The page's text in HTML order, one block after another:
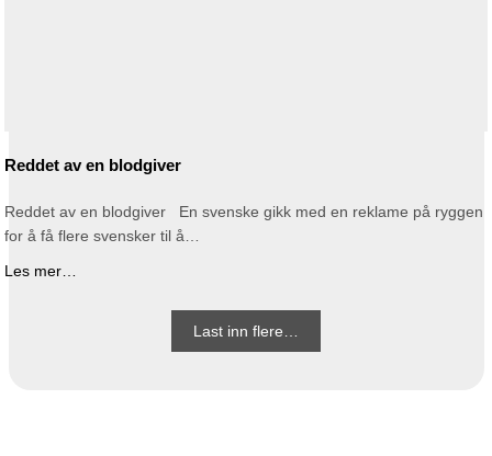
Reddet av en blodgiver
Reddet av en blodgiver En svenske gikk med en reklame på ryggen
for å få flere svensker til å…
Les mer…
Last inn flere…